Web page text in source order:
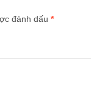
đánh dấu *